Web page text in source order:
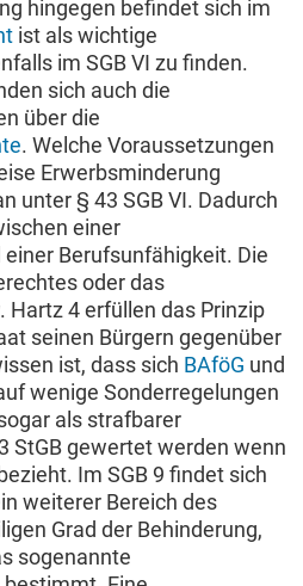
hingegen befindet sich im
ist als wichtige
im SGB VI zu finden.
sich auch die
über die
. Welche Voraussetzungen
Erwerbsminderung
unter § 43 SGB VI. Dadurch
einer
Berufsunfähigkeit. Die
oder das
Hartz 4 erfüllen das Prinzip
seinen Bürgern gegenüber
ist, dass sich BAföG und
wenige Sonderregelungen
als strafbarer
StGB gewertet werden wenn
Im SGB 9 findet sich
weiterer Bereich des
Grad der Behinderung,
sogenannte